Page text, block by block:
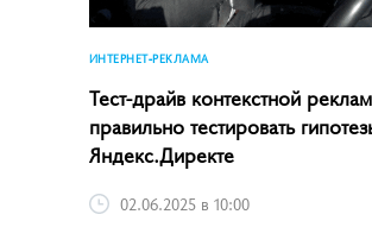
ИНТЕРНЕТ-РЕКЛАМА
Тест-драйв контекстной
правильно тестировать
Яндекс.Директе
02.06.2025 в 10:00